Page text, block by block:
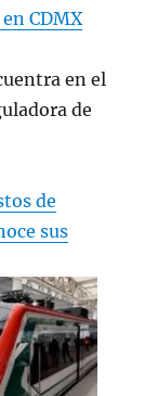
CDMX
en el
de
de
sus